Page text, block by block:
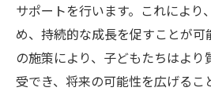
サポートを行います。これにより
め、持続的な成長を促すことが可
の施策により、子どもたちはより
受でき、将来の可能性を広げるこ